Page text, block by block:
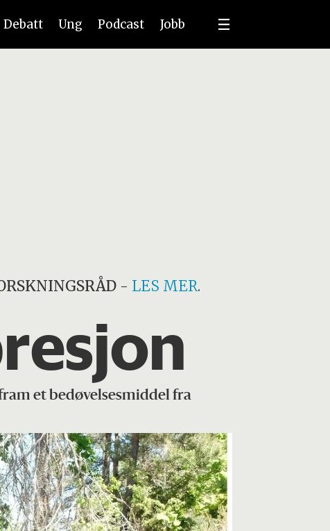
Debatt Ung Podcast Jobb
- LES MER.
et bedøvelsesmiddel fra